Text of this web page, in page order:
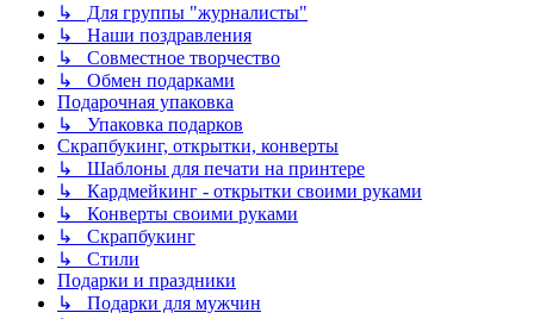
↳ Для группы "журналисты"
↳ Наши поздравления
↳ Совместное творчество
↳ Обмен подарками
Подарочная упаковка
↳ Упаковка подарков
Скрапбукинг, открытки, конверты
↳ Шаблоны для печати на принтере
↳ Кардмейкинг - открытки своими руками
↳ Конверты своими руками
↳ Скрапбукинг
↳ Стили
Подарки и праздники
↳ Подарки для мужчин